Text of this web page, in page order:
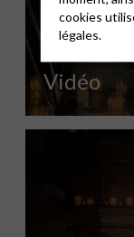
Vidéo
cookies
légales.